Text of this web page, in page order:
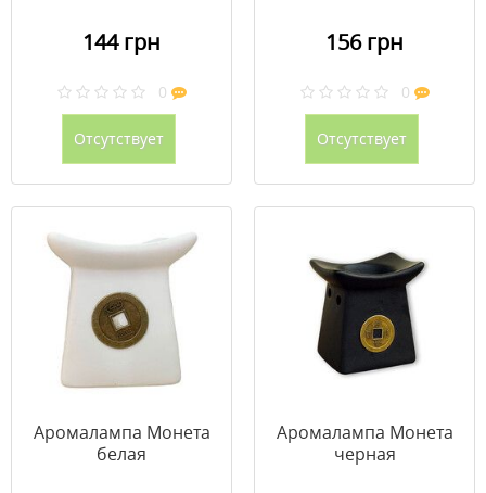
144 грн
0
Отсутствует
156 грн
0
Отсутствует
Аромалампа Монета
белая
Аромалампа Монета
черная